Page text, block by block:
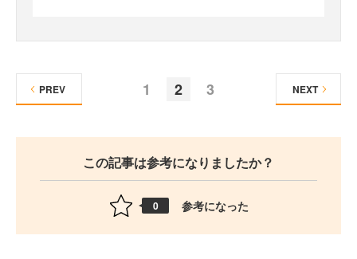
1 2 3
PREV NEXT
この記事は参考になりましたか？
0 参考になった